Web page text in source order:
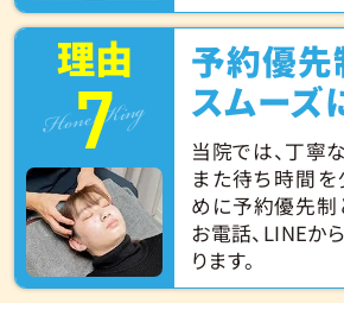
理由
7
Hone King
予約優先
スムーズ
当院では、丁寧
また待ち時間
めに予約優先制
お電話、LINEか
ります。